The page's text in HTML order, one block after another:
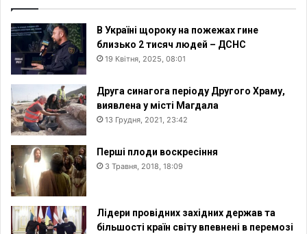
В Україні щороку на пожежах гине
близько 2 тисяч людей – ДСНС
19 Квітня, 2025, 08:01
Друга синагога періоду Другого Храму,
виявлена у місті Магдала
13 Грудня, 2021, 23:42
Перші плоди воскресіння
3 Травня, 2018, 18:09
Лідери провідних західних держав та
більшості країн світу впевнені в перемозі